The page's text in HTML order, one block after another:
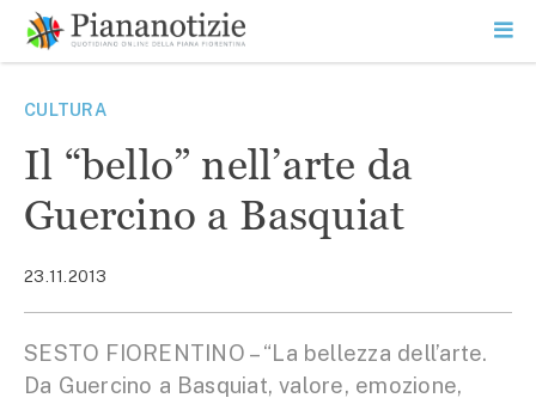
contenuto
SEARCH
CULTURA
Il “bello” nell’arte da
Guercino a Basquiat
23.11.2013
SESTO FIORENTINO – “La bellezza dell’arte.
Da Guercino a Basquiat, valore, emozione,